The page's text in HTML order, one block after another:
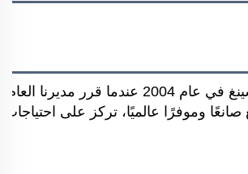
بدأت قصة هونغشينغ في عام
وموفرًا عالميًا، تركز على احتياجات